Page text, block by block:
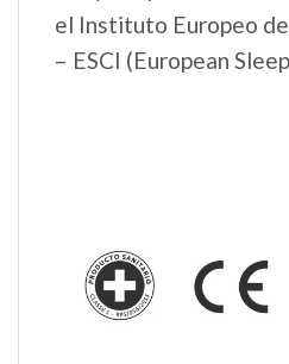
el Instituto Europeo
– ESCI (European